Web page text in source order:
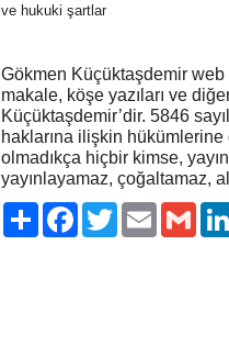
ve hukuki şartlar
Gökmen Küçüktaşdemir web
makale, köşe yazıları ve
Küçüktaşdemir’dir. 5846
haklarına ilişkin hükümlerine
olmadıkça hiçbir kimse,
yayınlayamaz, çoğaltamaz,
Paylaş FacebookTwitter Email Gmail